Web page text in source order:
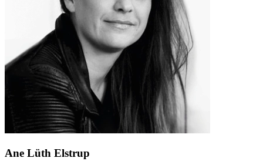
Ane Lüth Elstrup